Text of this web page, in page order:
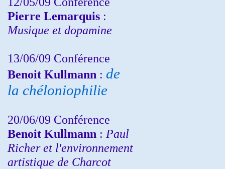
Pierre Lemarquis :
Musique et dopamine
13/06/09 Conférence
Benoit Kullmann : de
la chéloniophilie
20/06/09 Conférence
Benoit Kullmann : Paul
Richer et l'environnement
artistique de Charcot